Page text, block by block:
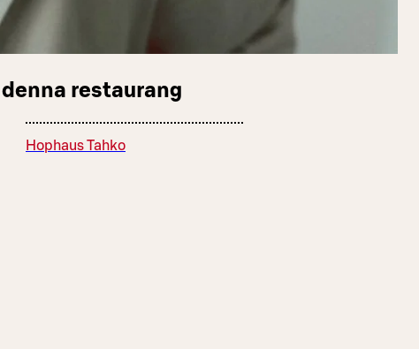
I denna restaurang
Hophaus Tahko